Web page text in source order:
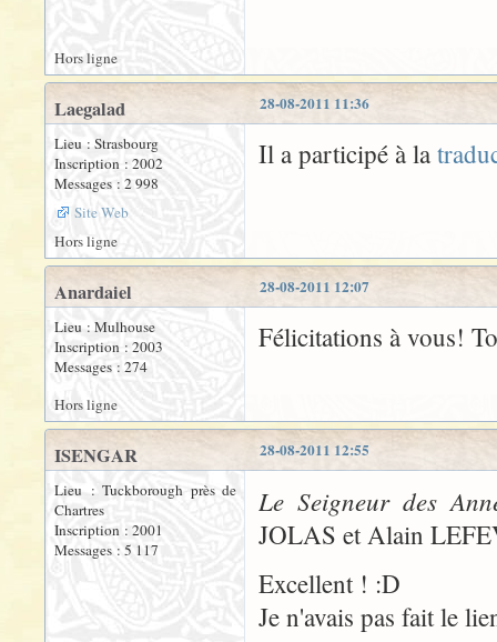
Hors ligne
28-08-2011 11:36
Laegalad
Lieu : Strasbourg
Inscription : 2002
Messages : 2 998
Site Web
Il a participé à la
Hors ligne
28-08-2011 12:07
Anardaiel
Lieu : Mulhouse
Inscription : 2003
Messages : 274
Félicitations à vous!
Hors ligne
28-08-2011 12:55
ISENGAR
Lieu : Tuckborough près de
Chartres
Inscription : 2001
Messages : 5 117
Le Seigneur des
JOLAS et Alain
Excellent ! :D
Je n'avais pas fait le